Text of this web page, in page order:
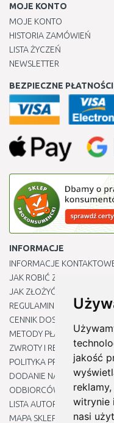
jakość
witrynie
nasi
MOJE KONTO
MOJE KONTO
HISTORIA ZAMÓWIEŃ
LISTA ŻYCZEŃ
NEWSLETTER
BEZPIECZNE
INFORMACJE
INFORMACJE
JAK ROBIĆ ZAKUPY ?
JAK ZŁOŻYĆ REKLAMACJĘ
REGULAMIN
CENNIK DOSTAWY
METODY PŁATNOŚCI
ZWROTY I REKLAMACJE
POLITYKA PRYWATNOŚCI
DODANIE NASZYCH
ODBIORCÓW
LISTA AUTORYZOWANYCH
MAPA SKLEPU